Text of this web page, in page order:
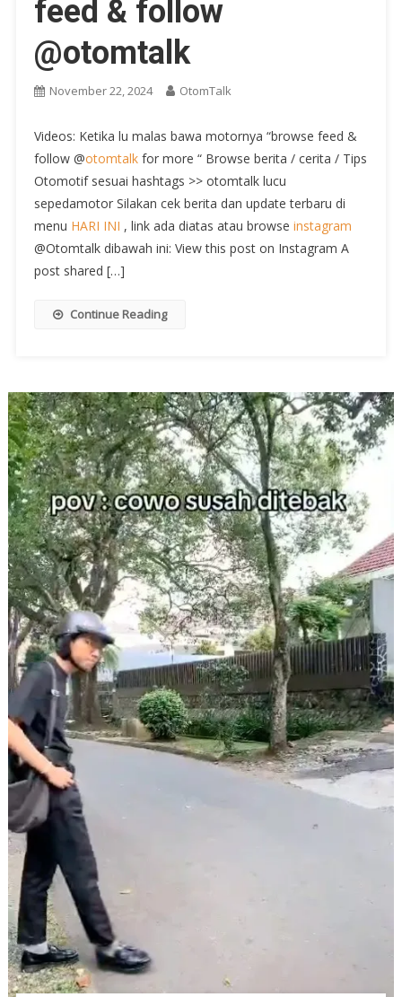
feed & follow
@otomtalk
November 22, 2024 OtomTalk
Videos: Ketika lu malas bawa motornya “browse feed &
follow @otomtalkfor more “ Browse berita / cerita / Tips
Otomotif sesuai hashtags >> otomtalk lucu
sepedamotor Silakan cek berita dan update terbaru di
menu HARI INI , link ada diatas atau browse instagram
@Otomtalk dibawah ini: View this post on Instagram A
post shared […]
Continue Reading